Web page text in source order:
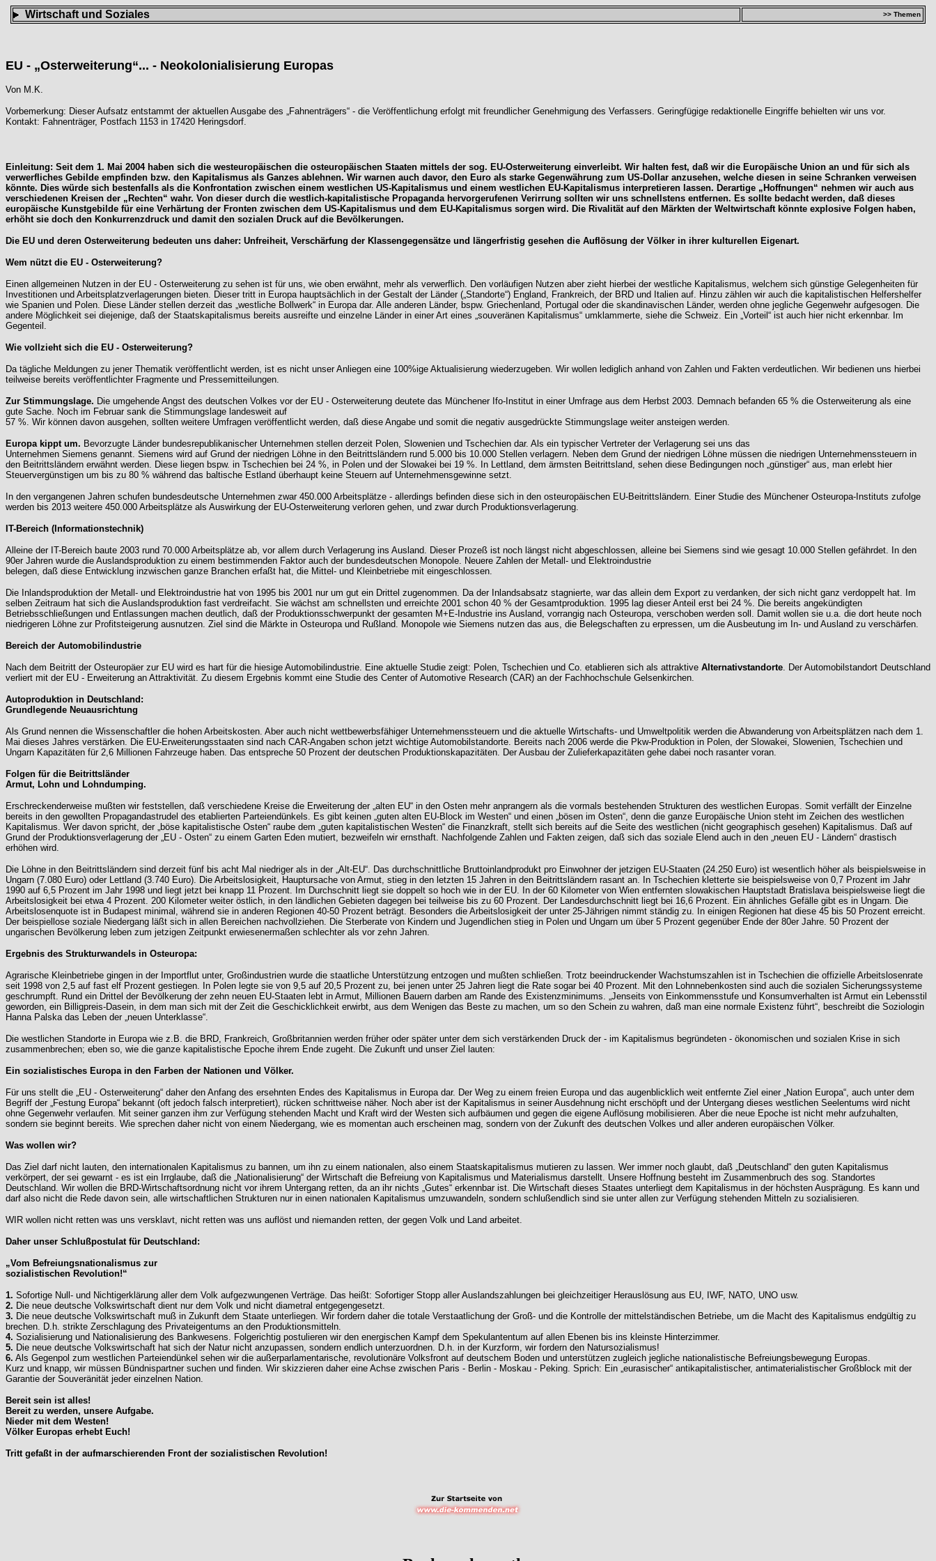
Wirtschaft und Soziales >> Themen
EU - „Osterweiterung“... - Neokolonialisierung Europas
Von M.K.
Vorbemerkung: Dieser Aufsatz entstammt der aktuellen Ausgabe des „Fahnenträgers“ - die Veröffentlichung erfolgt mit freundlicher Genehmigung des Verfassers. Geringfügige redaktionelle Eingriffe behielten wir uns vor.
Kontakt: Fahnenträger, Postfach 1153 in 17420 Heringsdorf.
Einleitung: Seit dem 1. Mai 2004 haben sich die westeuropäischen die osteuropäischen Staaten mittels der sog. EU-Osterweiterung einverleibt. Wir halten fest, daß wir die Europäische Union an und für sich als
verwerfliches Gebilde empfinden bzw. den Kapitalismus als Ganzes ablehnen. Wir warnen auch davor, den Euro als starke Gegenwährung zum US-Dollar anzusehen, welche diesen in seine Schranken verweisen
könnte. Dies würde sich bestenfalls als die Konfrontation zwischen einem westlichen US-Kapitalismus und einem westlichen EU-Kapitalismus interpretieren lassen. Derartige „Hoffnungen“ nehmen wir auch aus
verschiedenen Kreisen der „Rechten“ wahr. Von dieser durch die westlich-kapitalistische Propaganda hervorgerufenen Verirrung sollten wir uns schnellstens entfernen. Es sollte bedacht werden, daß dieses
europäische Kunstgebilde für eine Verhärtung der Fronten zwischen dem US-Kapitalismus und dem EU-Kapitalismus sorgen wird. Die Rivalität auf den Märkten der Weltwirtschaft könnte explosive Folgen haben,
erhöht sie doch den Konkurrenzdruck und damit den sozialen Druck auf die Bevölkerungen.
Die EU und deren Osterweiterung bedeuten uns daher: Unfreiheit, Verschärfung der Klassengegensätze und längerfristig gesehen die Auflösung der Völker in ihrer kulturellen Eigenart.
Wem nützt die EU - Osterweiterung?
Einen allgemeinen Nutzen in der EU - Osterweiterung zu sehen ist für uns, wie oben erwähnt, mehr als verwerflich. Den vorläufigen Nutzen aber zieht hierbei der westliche Kapitalismus, welchem sich günstige Gelegenheiten für
Investitionen und Arbeitsplatzverlagerungen bieten. Dieser tritt in Europa hauptsächlich in der Gestalt der Länder („Standorte“) England, Frankreich, der BRD und Italien auf. Hinzu zählen wir auch die kapitalistischen Helfershelfer
wie Spanien und Polen. Diese Länder stellen derzeit das „westliche Bollwerk“ in Europa dar. Alle anderen Länder, bspw. Griechenland, Portugal oder die skandinavischen Länder, werden ohne jegliche Gegenwehr aufgesogen. Die
andere Möglichkeit sei diejenige, daß der Staatskapitalismus bereits ausreifte und einzelne Länder in einer Art eines „souveränen Kapitalismus“ umklammerte, siehe die Schweiz. Ein „Vorteil“ ist auch hier nicht erkennbar. Im
Gegenteil.
Wie vollzieht sich die EU - Osterweiterung?
Da tägliche Meldungen zu jener Thematik veröffentlicht werden, ist es nicht unser Anliegen eine 100%ige Aktualisierung wiederzugeben. Wir wollen lediglich anhand von Zahlen und Fakten verdeutlichen. Wir bedienen uns hierbei
teilweise bereits veröffentlichter Fragmente und Pressemitteilungen.
Zur Stimmungslage. Die umgehende Angst des deutschen Volkes vor der EU - Osterweiterung deutete das Münchener Ifo-Institut in einer Umfrage aus dem Herbst 2003. Demnach befanden 65 % die Osterweiterung als eine
gute Sache. Noch im Februar sank die Stimmungslage landesweit auf
57 %. Wir können davon ausgehen, sollten weitere Umfragen veröffentlicht werden, daß diese Angabe und somit die negativ ausgedrückte Stimmungslage weiter ansteigen werden.
Europa kippt um. Bevorzugte Länder bundesrepublikanischer Unternehmen stellen derzeit Polen, Slowenien und Tschechien dar. Als ein typischer Vertreter der Verlagerung sei uns das
Unternehmen Siemens genannt. Siemens wird auf Grund der niedrigen Löhne in den Beitrittsländern rund 5.000 bis 10.000 Stellen verlagern. Neben dem Grund der niedrigen Löhne müssen die niedrigen Unternehmenssteuern in
den Beitrittsländern erwähnt werden. Diese liegen bspw. in Tschechien bei 24 %, in Polen und der Slowakei bei 19 %. In Lettland, dem ärmsten Beitrittsland, sehen diese Bedingungen noch „günstiger“ aus, man erlebt hier
Steuervergünstigen um bis zu 80 % während das baltische Estland überhaupt keine Steuern auf Unternehmensgewinne setzt.
In den vergangenen Jahren schufen bundesdeutsche Unternehmen zwar 450.000 Arbeitsplätze - allerdings befinden diese sich in den osteuropäischen EU-Beitrittsländern. Einer Studie des Münchener Osteuropa-Instituts zufolge
werden bis 2013 weitere 450.000 Arbeitsplätze als Auswirkung der EU-Osterweiterung verloren gehen, und zwar durch Produktionsverlagerung.
IT-Bereich (Informationstechnik)
Alleine der IT-Bereich baute 2003 rund 70.000 Arbeitsplätze ab, vor allem durch Verlagerung ins Ausland. Dieser Prozeß ist noch längst nicht abgeschlossen, alleine bei Siemens sind wie gesagt 10.000 Stellen gefährdet. In den
90er Jahren wurde die Auslandsproduktion zu einem bestimmenden Faktor auch der bundesdeutschen Monopole. Neuere Zahlen der Metall- und Elektroindustrie
belegen, daß diese Entwicklung inzwischen ganze Branchen erfaßt hat, die Mittel- und Kleinbetriebe mit eingeschlossen.
Die Inlandsproduktion der Metall- und Elektroindustrie hat von 1995 bis 2001 nur um gut ein Drittel zugenommen. Da der Inlandsabsatz stagnierte, war das allein dem Export zu verdanken, der sich nicht ganz verdoppelt hat. Im
selben Zeitraum hat sich die Auslandsproduktion fast verdreifacht. Sie wächst am schnellsten und erreichte 2001 schon 40 % der Gesamtproduktion. 1995 lag dieser Anteil erst bei 24 %. Die bereits angekündigten
Betriebsschließungen und Entlassungen machen deutlich, daß der Produktionsschwerpunkt der gesamten M+E-Industrie ins Ausland, vorrangig nach Osteuropa, verschoben werden soll. Damit wollen sie u.a. die dort heute noch
niedrigeren Löhne zur Profitsteigerung ausnutzen. Ziel sind die Märkte in Osteuropa und Rußland. Monopole wie Siemens nutzen das aus, die Belegschaften zu erpressen, um die Ausbeutung im In- und Ausland zu verschärfen.
Bereich der Automobilindustrie
Nach dem Beitritt der Osteuropäer zur EU wird es hart für die hiesige Automobilindustrie. Eine aktuelle Studie zeigt: Polen, Tschechien und Co. etablieren sich als attraktive Alternativstandorte. Der Automobilstandort Deutschland
verliert mit der EU - Erweiterung an Attraktivität. Zu diesem Ergebnis kommt eine Studie des Center of Automotive Research (CAR) an der Fachhochschule Gelsenkirchen.
Autoproduktion in Deutschland:
Grundlegende Neuausrichtung
Als Grund nennen die Wissenschaftler die hohen Arbeitskosten. Aber auch nicht wettbewerbsfähiger Unternehmenssteuern und die aktuelle Wirtschafts- und Umweltpolitik werden die Abwanderung von Arbeitsplätzen nach dem 1.
Mai dieses Jahres verstärken. Die EU-Erweiterungsstaaten sind nach CAR-Angaben schon jetzt wichtige Automobilstandorte. Bereits nach 2006 werde die Pkw-Produktion in Polen, der Slowakei, Slowenien, Tschechien und
Ungarn Kapazitäten für 2,6 Millionen Fahrzeuge haben. Das entspreche 50 Prozent der deutschen Produktionskapazitäten. Der Ausbau der Zulieferkapazitäten gehe dabei noch rasanter voran.
Folgen für die Beitrittsländer
Armut, Lohn und Lohndumping.
Erschreckenderweise mußten wir feststellen, daß verschiedene Kreise die Erweiterung der „alten EU“ in den Osten mehr anprangern als die vormals bestehenden Strukturen des westlichen Europas. Somit verfällt der Einzelne
bereits in den gewollten Propagandastrudel des etablierten Parteiendünkels. Es gibt keinen „guten alten EU-Block im Westen“ und einen „bösen im Osten“, denn die ganze Europäische Union steht im Zeichen des westlichen
Kapitalismus. Wer davon spricht, der „böse kapitalistische Osten“ raube dem „guten kapitalistischen Westen“ die Finanzkraft, stellt sich bereits auf die Seite des westlichen (nicht geographisch gesehen) Kapitalismus. Daß auf
Grund der Produktionsverlagerung der „EU - Osten“ zu einem Garten Eden mutiert, bezweifeln wir ernsthaft. Nachfolgende Zahlen und Fakten zeigen, daß sich das soziale Elend auch in den „neuen EU - Ländern“ drastisch
erhöhen wird.
Die Löhne in den Beitrittsländern sind derzeit fünf bis acht Mal niedriger als in der „Alt-EU“. Das durchschnittliche Bruttoinlandprodukt pro Einwohner der jetzigen EU-Staaten (24.250 Euro) ist wesentlich höher als beispielsweise in
Ungarn (7.080 Euro) oder Lettland (3.740 Euro). Die Arbeitslosigkeit, Hauptursache von Armut, stieg in den letzten 15 Jahren in den Beitrittsländern rasant an. In Tschechien kletterte sie beispielsweise von 0,7 Prozent im Jahr
1990 auf 6,5 Prozent im Jahr 1998 und liegt jetzt bei knapp 11 Prozent. Im Durchschnitt liegt sie doppelt so hoch wie in der EU. In der 60 Kilometer von Wien entfernten slowakischen Hauptstadt Bratislava beispielsweise liegt die
Arbeitslosigkeit bei etwa 4 Prozent. 200 Kilometer weiter östlich, in den ländlichen Gebieten dagegen bei teilweise bis zu 60 Prozent. Der Landesdurchschnitt liegt bei 16,6 Prozent. Ein ähnliches Gefälle gibt es in Ungarn. Die
Arbeitslosenquote ist in Budapest minimal, während sie in anderen Regionen 40-50 Prozent beträgt. Besonders die Arbeitslosigkeit der unter 25-Jährigen nimmt ständig zu. In einigen Regionen hat diese 45 bis 50 Prozent erreicht.
Der beispiellose soziale Niedergang läßt sich in allen Bereichen nachvollziehen. Die Sterberate von Kindern und Jugendlichen stieg in Polen und Ungarn um über 5 Prozent gegenüber Ende der 80er Jahre. 50 Prozent der
ungarischen Bevölkerung leben zum jetzigen Zeitpunkt erwiesenermaßen schlechter als vor zehn Jahren.
Ergebnis des Strukturwandels in Osteuropa:
Agrarische Kleinbetriebe gingen in der Importflut unter, Großindustrien wurde die staatliche Unterstützung entzogen und mußten schließen. Trotz beeindruckender Wachstumszahlen ist in Tschechien die offizielle Arbeitslosenrate
seit 1998 von 2,5 auf fast elf Prozent gestiegen. In Polen legte sie von 9,5 auf 20,5 Prozent zu, bei jenen unter 25 Jahren liegt die Rate sogar bei 40 Prozent. Mit den Lohnnebenkosten sind auch die sozialen Sicherungssysteme
geschrumpft. Rund ein Drittel der Bevölkerung der zehn neuen EU-Staaten lebt in Armut, Millionen Bauern darben am Rande des Existenzminimums. „Jenseits von Einkommensstufe und Konsumverhalten ist Armut ein Lebensstil
geworden, ein Billigpreis-Dasein, in dem man sich mit der Zeit die Geschicklichkeit erwirbt, aus dem Wenigen das Beste zu machen, um so den Schein zu wahren, daß man eine normale Existenz führt“, beschreibt die Soziologin
Hanna Palska das Leben der „neuen Unterklasse“.
Die westlichen Standorte in Europa wie z.B. die BRD, Frankreich, Großbritannien werden früher oder später unter dem sich verstärkenden Druck der - im Kapitalismus begründeten - ökonomischen und sozialen Krise in sich
zusammenbrechen; eben so, wie die ganze kapitalistische Epoche ihrem Ende zugeht. Die Zukunft und unser Ziel lauten:
Ein sozialistisches Europa in den Farben der Nationen und Völker.
Für uns stellt die „EU - Osterweiterung“ daher den Anfang des ersehnten Endes des Kapitalismus in Europa dar. Der Weg zu einem freien Europa und das augenblicklich weit entfernte Ziel einer „Nation Europa“, auch unter dem
Begriff der „Festung Europa“ bekannt (oft jedoch falsch interpretiert), rücken schrittweise näher. Noch aber ist der Kapitalismus in seiner Ausdehnung nicht erschöpft und der Untergang dieses westlichen Seelentums wird nicht
ohne Gegenwehr verlaufen. Mit seiner ganzen ihm zur Verfügung stehenden Macht und Kraft wird der Westen sich aufbäumen und gegen die eigene Auflösung mobilisieren. Aber die neue Epoche ist nicht mehr aufzuhalten,
sondern sie beginnt bereits. Wie sprechen daher nicht von einem Niedergang, wie es momentan auch erscheinen mag, sondern von der Zukunft des deutschen Volkes und aller anderen europäischen Völker.
Was wollen wir?
Das Ziel darf nicht lauten, den internationalen Kapitalismus zu bannen, um ihn zu einem nationalen, also einem Staatskapitalismus mutieren zu lassen. Wer immer noch glaubt, daß „Deutschland“ den guten Kapitalismus
verkörpert, der sei gewarnt - es ist ein Irrglaube, daß die „Nationalisierung“ der Wirtschaft die Befreiung von Kapitalismus und Materialismus darstellt. Unsere Hoffnung besteht im Zusammenbruch des sog. Standortes
Deutschland. Wir wollen die BRD-Wirtschaftsordnung nicht vor ihrem Untergang retten, da an ihr nichts „Gutes“ erkennbar ist. Die Wirtschaft dieses Staates unterliegt dem Kapitalismus in der höchsten Ausprägung. Es kann und
darf also nicht die Rede davon sein, alle wirtschaftlichen Strukturen nur in einen nationalen Kapitalismus umzuwandeln, sondern schlußendlich sind sie unter allen zur Verfügung stehenden Mitteln zu sozialisieren.
WIR wollen nicht retten was uns versklavt, nicht retten was uns auflöst und niemanden retten, der gegen Volk und Land arbeitet.
Daher unser Schlußpostulat für Deutschland:
„Vom Befreiungsnationalismus zur
sozialistischen Revolution!“
1. Sofortige Null- und Nichtigerklärung aller dem Volk aufgezwungenen Verträge. Das heißt: Sofortiger Stopp aller Auslandszahlungen bei gleichzeitiger Herauslösung aus EU, IWF, NATO, UNO usw.
2. Die neue deutsche Volkswirtschaft dient nur dem Volk und nicht diametral entgegengesetzt.
3. Die neue deutsche Volkswirtschaft muß in Zukunft dem Staate unterliegen. Wir fordern daher die totale Verstaatlichung der Groß- und die Kontrolle der mittelständischen Betriebe, um die Macht des Kapitalismus endgültig zu
brechen. D.h. strikte Zerschlagung des Privateigentums an den Produktionsmitteln.
4. Sozialisierung und Nationalisierung des Bankwesens. Folgerichtig postulieren wir den energischen Kampf dem Spekulantentum auf allen Ebenen bis ins kleinste Hinterzimmer.
5. Die neue deutsche Volkswirtschaft hat sich der Natur nicht anzupassen, sondern endlich unterzuordnen. D.h. in der Kurzform, wir fordern den Natursozialismus!
6. Als Gegenpol zum westlichen Parteiendünkel sehen wir die außerparlamentarische, revolutionäre Volksfront auf deutschem Boden und unterstützen zugleich jegliche nationalistische Befreiungsbewegung Europas.
Kurz und knapp, wir müssen Bündnispartner suchen und finden. Wir skizzieren daher eine Achse zwischen Paris - Berlin - Moskau - Peking. Sprich: Ein „eurasischer“ antikapitalistischer, antimaterialistischer Großblock mit der
Garantie der Souveränität jeder einzelnen Nation.
Bereit sein ist alles!
Bereit zu werden, unsere Aufgabe.
Nieder mit dem Westen!
Völker Europas erhebt Euch!
Tritt gefaßt in der aufmarschierenden Front der sozialistischen Revolution!